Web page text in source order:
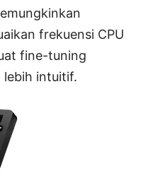
frekuensi CPU
fine-tuning
lebih intuitif.